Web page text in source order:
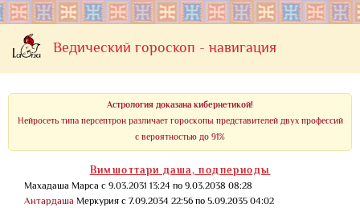
Ведический гороскоп - навигация
Астрология доказана кибернетикой!
Нейросеть типа персептрон различает гороскопы представителей двух профессий
с вероятностью до 91%
Вимшоттари даша, подпериоды
Махадаша Марса с 9.03.2031 13:24 по 9.03.2038 08:28
Антардаша Меркурия с 7.09.2034 22:56 по 5.09.2035 04:02